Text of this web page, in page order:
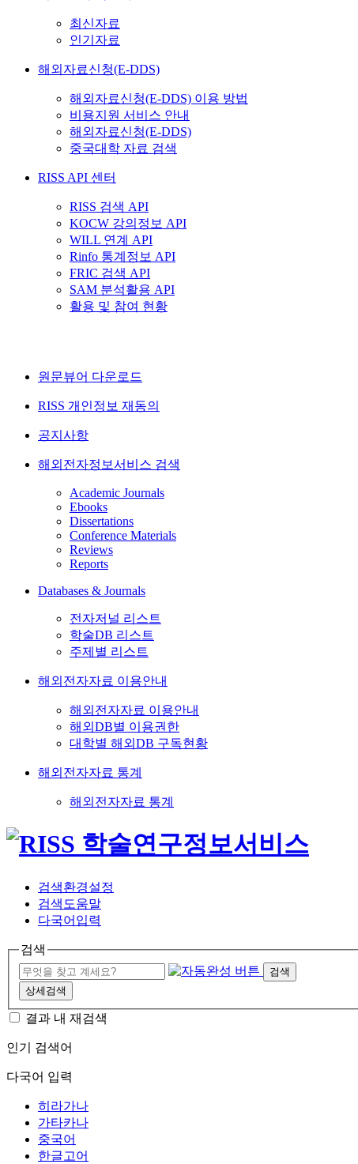
최신자료
인기자료
해외자료신청(E-DDS)
해외자료신청(E-DDS) 이용 방법
비용지원 서비스 안내
해외자료신청(E-DDS)
중국대학 자료 검색
RISS API 센터
RISS 검색 API
KOCW 강의정보 API
WILL 연계 API
Rinfo 통계정보 API
FRIC 검색 API
SAM 분석활용 API
활용 및 참여 현황
원문뷰어 다운로드
RISS 개인정보 재동의
공지사항
해외전자정보서비스 검색
Academic Journals
Ebooks
Dissertations
Conference Materials
Reviews
Reports
Databases & Journals
전자저널 리스트
학술DB 리스트
주제별 리스트
해외전자자료 이용안내
해외전자자료 이용안내
해외DB별 이용권한
대학별 해외DB 구독현황
해외전자자료 통계
해외전자자료 통계
검색환경설정
검색도움말
다국어입력
검색
검색
상세검색
결과 내 재검색
인기 검색어
다국어 입력
히라가나
가타카나
중국어
한글고어